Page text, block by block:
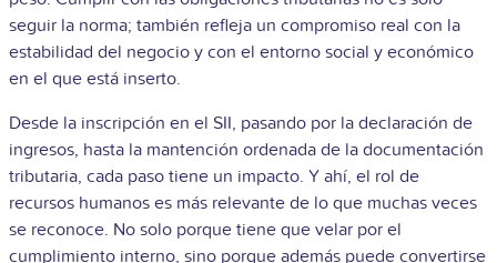
seguir la norma; también refleja un compromiso real con la
estabilidad del negocio y con el entorno social y económico
en el que está inserto.
Desde la inscripción en el SII, pasando por la declaración de
ingresos, hasta la mantención ordenada de la documentación
tributaria, cada paso tiene un impacto. Y ahí, el rol de
recursos humanos es más relevante de lo que muchas veces
se reconoce. No solo porque tiene que velar por el
cumplimiento interno, sino porque además puede convertirse